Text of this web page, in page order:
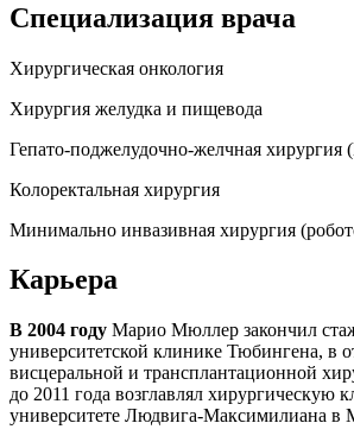
Специализация врача
Хирургическая онкология
Хирургия желудка и пищевода
Гепато-поджелудочно-желчная хирургия
Колоректальная хирургия
Минимально инвазивная хирургия
Карьера
В 2004 году Марио Мюллер закончил
университетской клинике Тюбингена, в
висцеральной и трансплантационной
до 2011 года возглавлял хирургическую
университете Людвига-Максимилиана в